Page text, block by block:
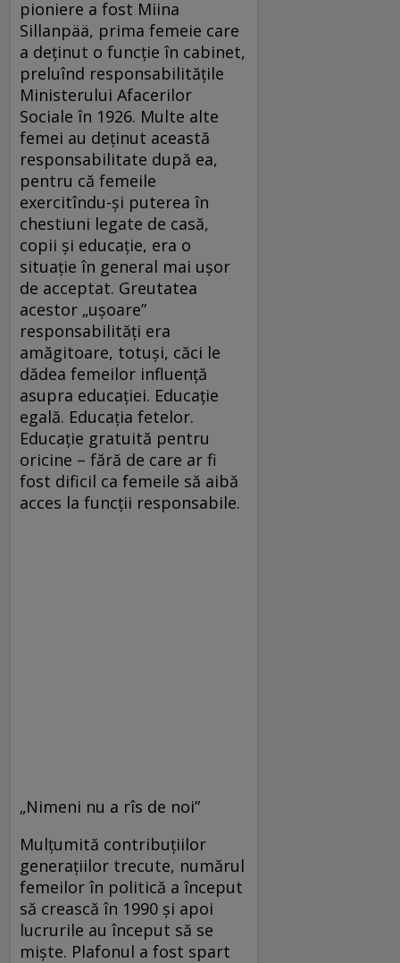
pioniere a fost Miina
Sillanpää, prima femeie care
a deținut o funcție în cabinet,
preluînd responsabilitățile
Ministerului Afacerilor
Sociale în 1926. Multe alte
femei au deținut această
responsabilitate după ea,
pentru că femeile
exercitîndu-și puterea în
chestiuni legate de casă,
copii și educație, era o
situație în general mai ușor
de acceptat. Greutatea
acestor „ușoare”
responsabilități era
amăgitoare, totuși, căci le
dădea femeilor influență
asupra educației. Educație
egală. Educația fetelor.
Educație gratuită pentru
oricine – fără de care ar fi
fost dificil ca femeile să aibă
acces la funcții responsabile.
„Nimeni nu a rîs de noi”
Mulțumită contribuțiilor
generațiilor trecute, numărul
femeilor în politică a început
să crească în 1990 și apoi
lucrurile au început să se
miște. Plafonul a fost spart